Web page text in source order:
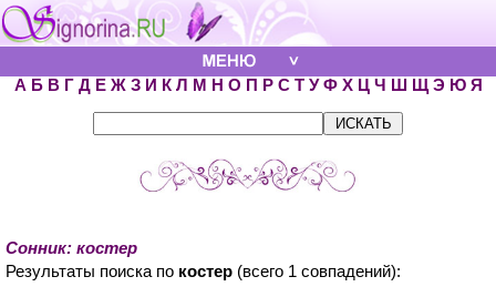
А Б В Г Д Е Ж З И К Л М Н О П Р С Т У Ф Х Ц Ч Ш Щ Э Ю Я
Сонник: костер
Результаты поиска по костер (всего 1 совпадений):